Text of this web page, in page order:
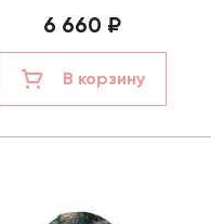
6 660 ₽
В корзину